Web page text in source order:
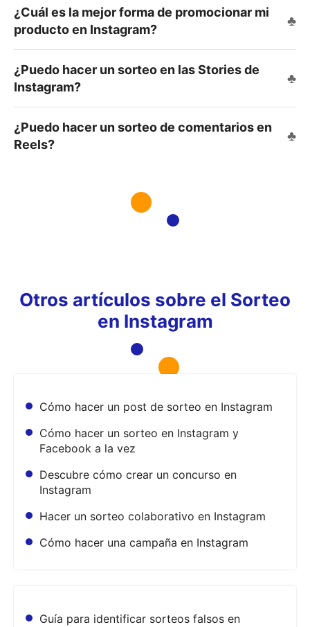
¿Cuál es la mejor forma de promocionar mi
producto en Instagram?
¿Puedo hacer un sorteo en las Stories de
Instagram?
¿Puedo hacer un sorteo de comentarios en
Reels?
Otros artículos sobre el Sorteo
en Instagram
Cómo hacer un post de sorteo en Instagram
Cómo hacer un sorteo en Instagram y
Facebook a la vez
Descubre cómo crear un concurso en
Instagram
Hacer un sorteo colaborativo en Instagram
Cómo hacer una campaña en Instagram
Guía para identificar sorteos falsos en